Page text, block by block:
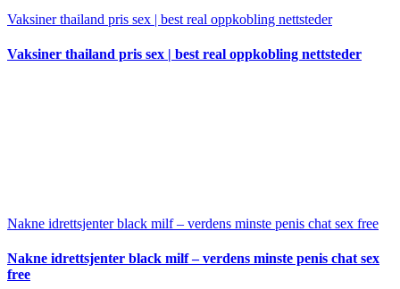
Vaksiner thailand pris sex | best real oppkobling nettsteder
Vaksiner thailand pris sex | best real oppkobling nettsteder
Nakne idrettsjenter black milf – verdens minste penis chat sex free
Nakne idrettsjenter black milf – verdens minste penis chat sex
free